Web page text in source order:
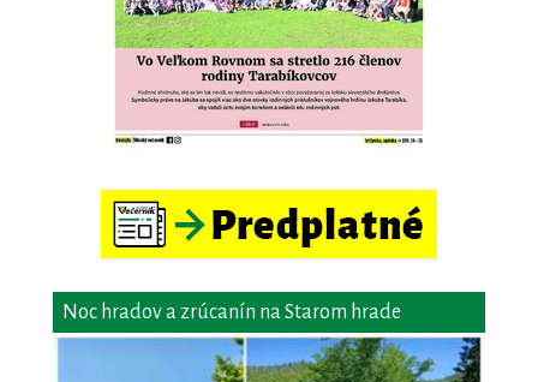
Noc hradov a zrúcanín na Starom hrade